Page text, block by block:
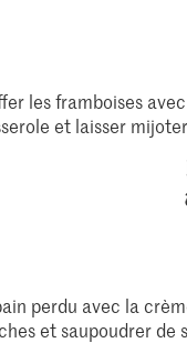
les framboises
et laisser
perdu avec la
et saupoudrer de